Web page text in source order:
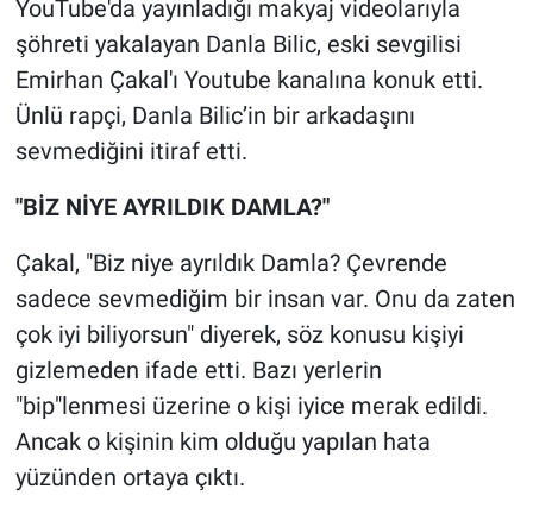
YouTube'da yayınladığı makyaj videolarıyla
şöhreti yakalayan Danla Bilic, eski sevgilisi
Emirhan Çakal'ı Youtube kanalına konuk etti.
Ünlü rapçi, Danla Bilic’in bir arkadaşını
sevmediğini itiraf etti.
"BİZ NİYE AYRILDIK DAMLA?"
Çakal, "Biz niye ayrıldık Damla? Çevrende
sadece sevmediğim bir insan var. Onu da zaten
çok iyi biliyorsun" diyerek, söz konusu kişiyi
gizlemeden ifade etti. Bazı yerlerin
"bip"lenmesi üzerine o kişi iyice merak edildi.
Ancak o kişinin kim olduğu yapılan hata
yüzünden ortaya çıktı.
Gündem Özel
Günün görüntüsü
Kimdir
Koronavirüs
Kültür Sanat
Ne demişti